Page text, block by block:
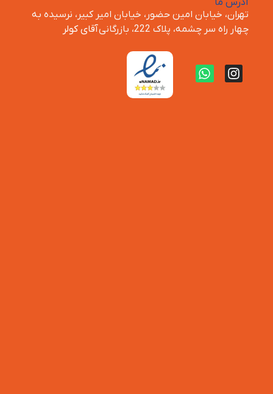
آدرس ما
تهران، خیابان امین حضور، خیابان امیر کبیر، نرسیده به
چهار راه سر چشمه، پلاک 222، بازرگانی
آقای کولر